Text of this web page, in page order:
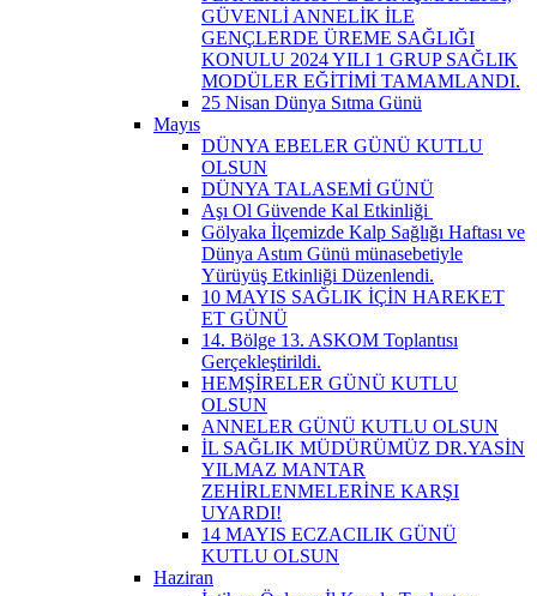
GÜVENLİ ANNELİK İLE
GENÇLERDE ÜREME SAĞLIĞI
KONULU 2024 YILI 1 GRUP SAĞLIK
MODÜLER EĞİTİMİ TAMAMLANDI.
25 Nisan Dünya Sıtma Günü
Mayıs
DÜNYA EBELER GÜNÜ KUTLU
OLSUN
DÜNYA TALASEMİ GÜNÜ
Aşı Ol Güvende Kal Etkinliği ​
Gölyaka İlçemizde Kalp Sağlığı Haftası ve
Dünya Astım Günü münasebetiyle
Yürüyüş Etkinliği Düzenlendi.
10 MAYIS SAĞLIK İÇİN HAREKET
ET GÜNÜ
14. Bölge 13. ASKOM Toplantısı
Gerçekleştirildi.
HEMŞİRELER GÜNÜ KUTLU
OLSUN
ANNELER GÜNÜ KUTLU OLSUN
İL SAĞLIK MÜDÜRÜMÜZ DR.YASİN
YILMAZ MANTAR
ZEHİRLENMELERİNE KARŞI
UYARDI!
14 MAYIS ECZACILIK GÜNÜ
KUTLU OLSUN
Haziran